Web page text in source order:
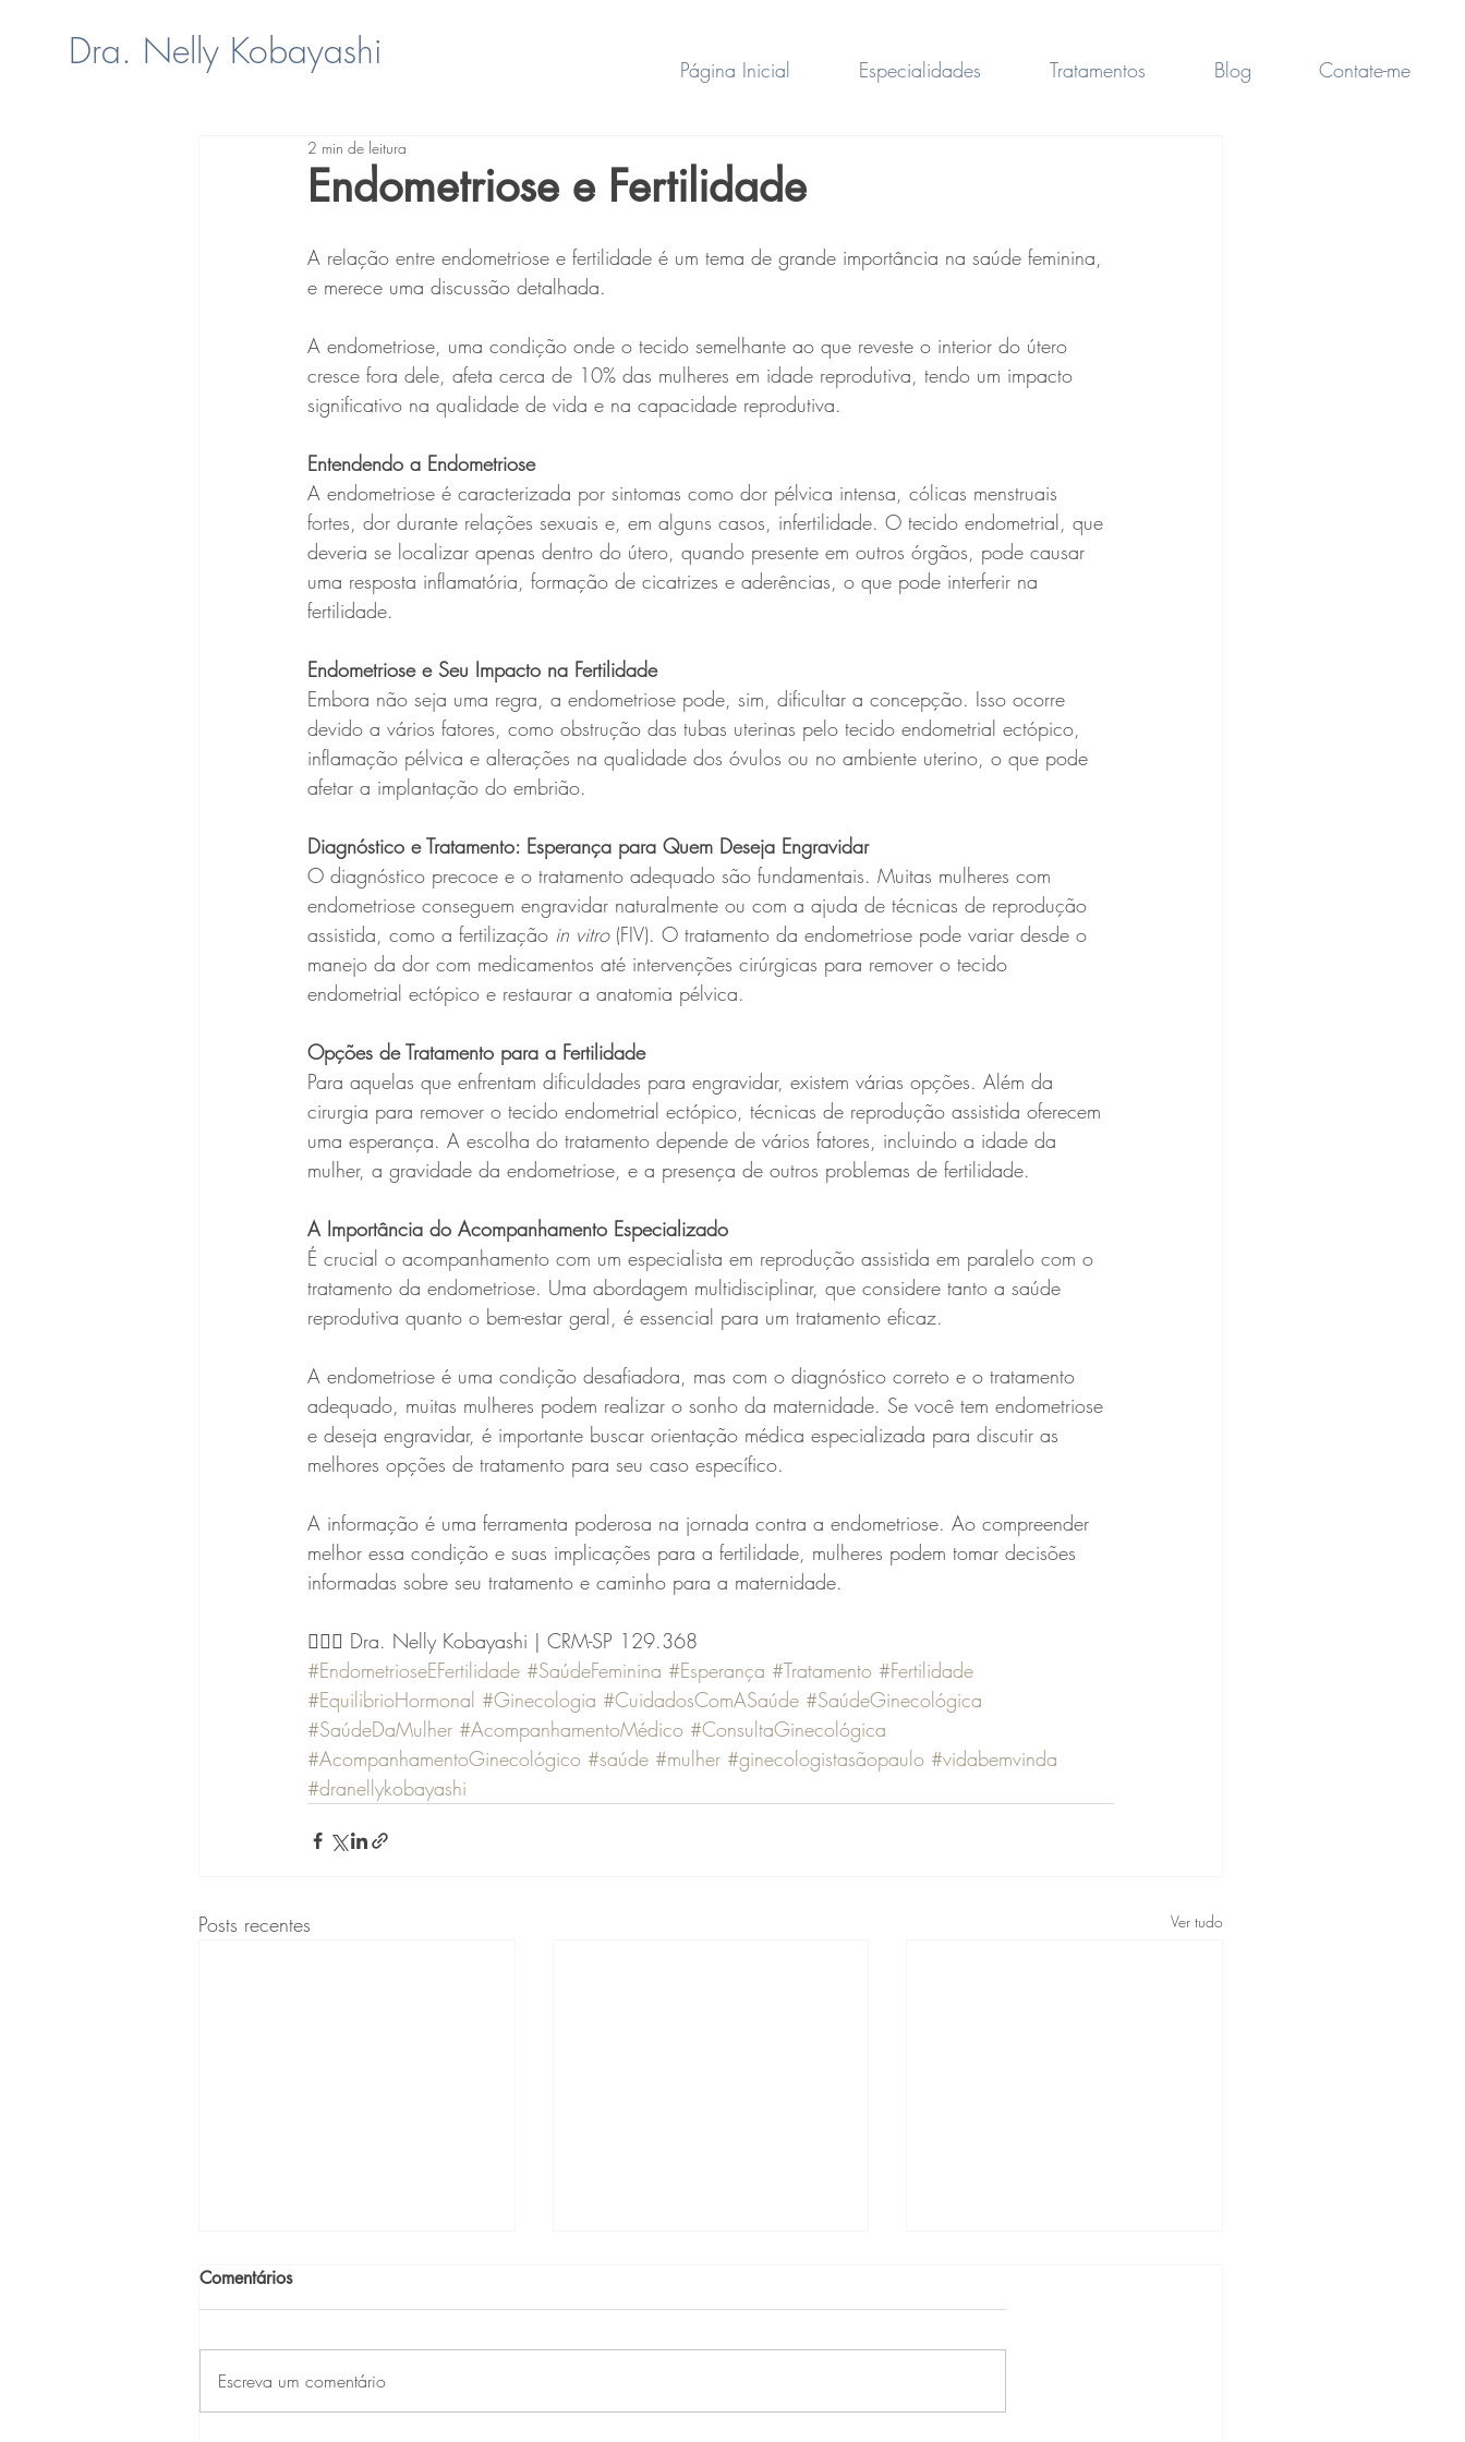
Dra. Nelly Kobayashi Página Inicial Especialidades Tratamentos Blog Contate-me
Endometriose e Fertilidade
2 min de leitura
A relação entre endometriose e fertilidade é um tema de grande importância na saúde feminina,
e merece uma discussão detalhada.
A endometriose, uma condição onde o tecido semelhante ao que reveste o interior do útero
cresce fora dele, afeta cerca de 10% das mulheres em idade reprodutiva, tendo um impacto
significativo na qualidade de vida e na capacidade reprodutiva.
Entendendo a Endometriose
A endometriose é caracterizada por sintomas como dor pélvica intensa, cólicas menstruais
fortes, dor durante relações sexuais e, em alguns casos, infertilidade. O tecido endometrial, que
deveria se localizar apenas dentro do útero, quando presente em outros órgãos, pode causar
uma resposta inflamatória, formação de cicatrizes e aderências, o que pode interferir na
fertilidade.
Endometriose e Seu Impacto na Fertilidade
Embora não seja uma regra, a endometriose pode, sim, dificultar a concepção. Isso ocorre
devido a vários fatores, como obstrução das tubas uterinas pelo tecido endometrial ectópico,
inflamação pélvica e alterações na qualidade dos óvulos ou no ambiente uterino, o que pode
afetar a implantação do embrião.
Diagnóstico e Tratamento: Esperança para Quem Deseja Engravidar
O diagnóstico precoce e o tratamento adequado são fundamentais. Muitas mulheres com
endometriose conseguem engravidar naturalmente ou com a ajuda de técnicas de reprodução
assistida, como a fertilização in vitro (FIV). O tratamento da endometriose pode variar desde o
manejo da dor com medicamentos até intervenções cirúrgicas para remover o tecido
endometrial ectópico e restaurar a anatomia pélvica.
Opções de Tratamento para a Fertilidade
Para aquelas que enfrentam dificuldades para engravidar, existem várias opções. Além da
cirurgia para remover o tecido endometrial ectópico, técnicas de reprodução assistida oferecem
uma esperança. A escolha do tratamento depende de vários fatores, incluindo a idade da
mulher, a gravidade da endometriose, e a presença de outros problemas de fertilidade.
A Importância do Acompanhamento Especializado
É crucial o acompanhamento com um especialista em reprodução assistida em paralelo com o
tratamento da endometriose. Uma abordagem multidisciplinar, que considere tanto a saúde
reprodutiva quanto o bem-estar geral, é essencial para um tratamento eficaz.
A endometriose é uma condição desafiadora, mas com o diagnóstico correto e o tratamento
adequado, muitas mulheres podem realizar o sonho da maternidade. Se você tem endometriose
e deseja engravidar, é importante buscar orientação médica especializada para discutir as
melhores opções de tratamento para seu caso específico.
A informação é uma ferramenta poderosa na jornada contra a endometriose. Ao compreender
melhor essa condição e suas implicações para a fertilidade, mulheres podem tomar decisões
informadas sobre seu tratamento e caminho para a maternidade.
👩🏻‍⚕️ Dra. Nelly Kobayashi | CRM-SP 129.368⠀
#EndometrioseEFertilidade #SaúdeFeminina #Esperança #Tratamento #Fertilidade
#EquilibrioHormonal #Ginecologia #CuidadosComASaúde #SaúdeGinecológica
#SaúdeDaMulher #AcompanhamentoMédico #ConsultaGinecológica
#AcompanhamentoGinecológico #saúde #mulher #ginecologistasãopaulo #vidabemvinda
#dranellykobayashi
Posts recentes Ver tudo
Comentários
Escreva um comentário